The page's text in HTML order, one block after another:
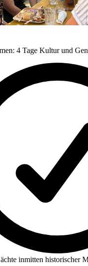
4 Tage Kultur und
inmitten historischer